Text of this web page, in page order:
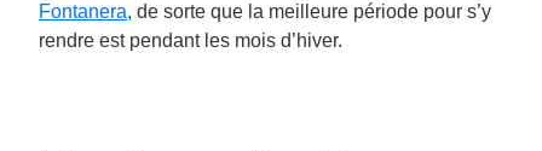
Fontanera, de sorte que la meilleure période pour s’y
rendre est pendant les mois d’hiver.